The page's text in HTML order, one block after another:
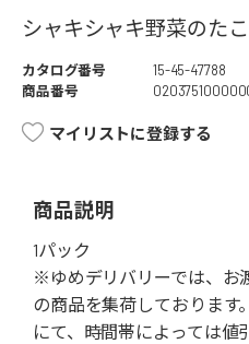
シャキシャキ野菜のた
カタログ番号
15-45-47788
商品番号
マイリストに登録する
商品説明
1パック
※ゆめデリバリーでは、お
の商品を集荷しております
にて、時間帯によっては値